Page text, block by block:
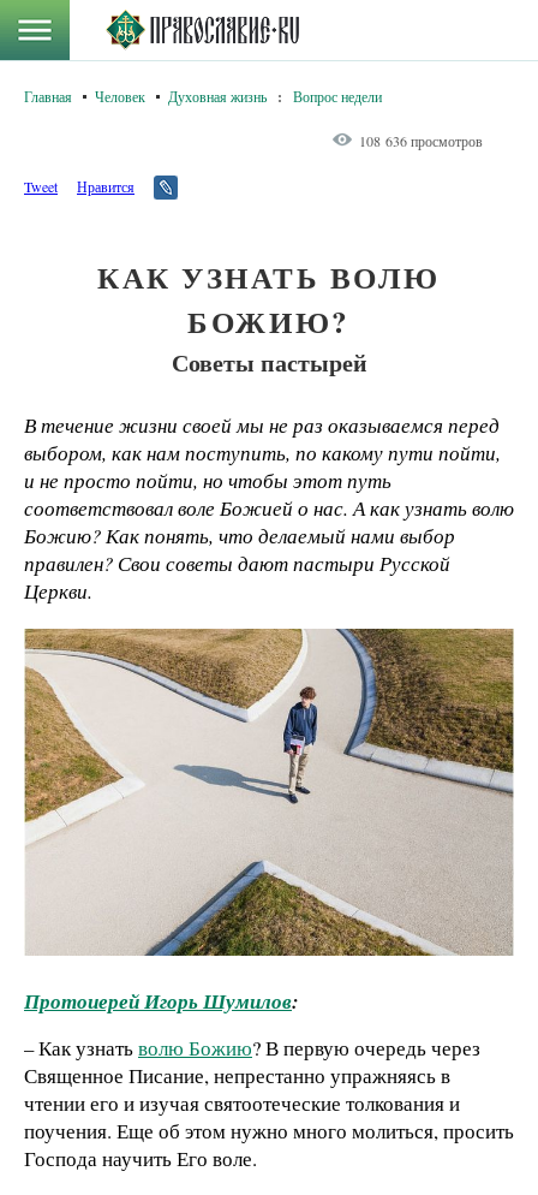
Главная Человек Духовная жизнь : Вопрос недели
108 636 просмотров
Tweet Нравится
КАК УЗНАТЬ ВОЛЮ
БОЖИЮ?
Советы пастырей
В течение жизни своей мы не раз оказываемся перед
выбором, как нам поступить, по какому пути пойти,
и не просто пойти, но чтобы этот путь
соответствовал воле Божией о нас. А как узнать волю
Божию? Как понять, что делаемый нами выбор
правилен? Свои советы дают пастыри Русской
Церкви.
Протоиерей Игорь Шумилов:
– Как узнатьволю Божию? В первую очередь через
Священное Писание, непрестанно упражняясь в
чтении его и изучая святоотеческие толкования и
поучения. Еще об этом нужно много молиться, просить
Господа научить Его воле.